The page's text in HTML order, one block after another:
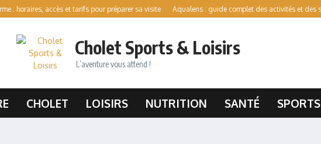
accès et tarifs pour préparer sa visite Aqualens : guide complet des activités et des services
Cholet Sports & Loisirs
L’aventure vous attend !
CHOLET LOISIRS NUTRITION SANTÉ SPORTS